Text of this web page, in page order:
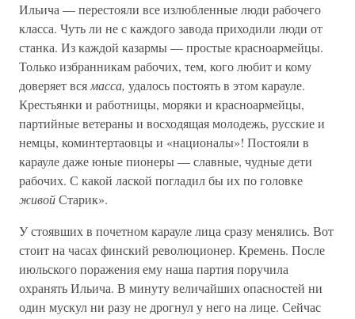
Ильича — перестояли все излюбленные люди рабочего
класса. Чуть ли не с каждого завода приходили люди от
станка. Из каждой казармы — простые красноармейцы.
Только избранникам рабочих, тем, кого любит и кому
доверяет вся масса, удалось постоять в этом карауле.
Крестьянки и работницы, моряки и красноармейцы,
партийные ветераны и восходящая молодежь, русские и
немцы, коминтертаовцы и «националы»! Постояли в
карауле даже юные пионеры — славные, чудные дети
рабочих. С какой лаской погладил бы их по головке
живойСтарик».
У стоявших в почетном карауле лица сразу менялись. Вот
стоит на часах финский революционер. Кремень. После
июльского поражения ему наша партия поручила
охранять Ильича. В минуту величайших опасностей ни
один мускул ни разу не дрогнул у него на лице. Сейчас